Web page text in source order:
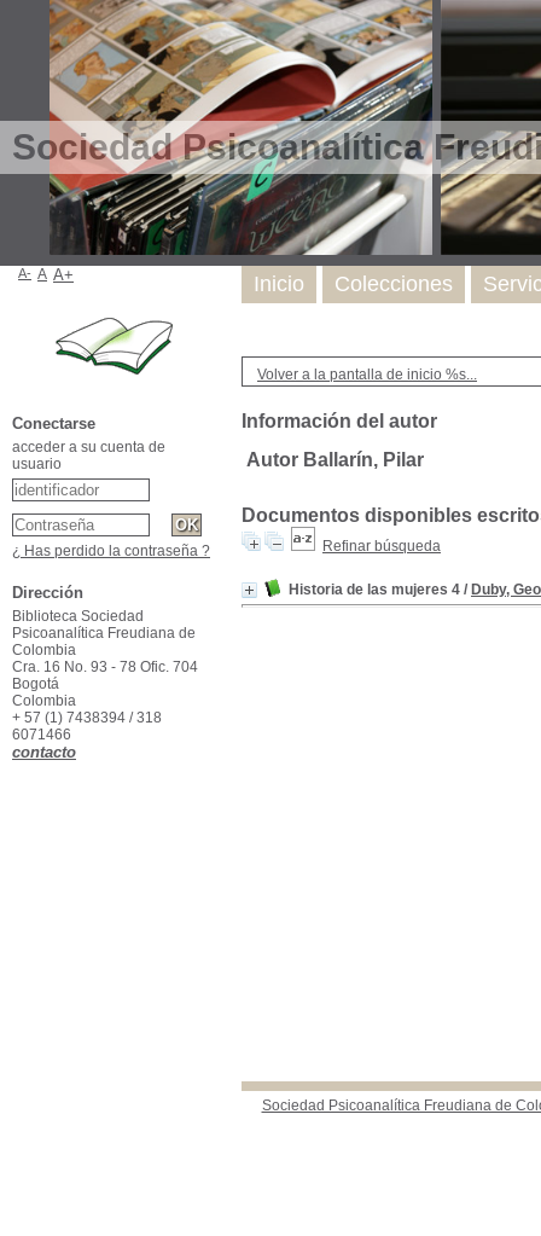
Sociedad Psicoanalítica
Volver a la pantalla de inicio %s...
Información del autor
Autor Ballarín, Pilar
Documentos disponibles
Refinar búsqueda
Historia de las mujeres 4 / Duby,
Sociedad Psicoanalítica Freudiana de
Inicio Colecciones
A- A A+
Conectarse
acceder a su cuenta de
usuario
¿ Has perdido la contraseña ?
Dirección
Biblioteca Sociedad
Psicoanalítica Freudiana de
Colombia
Cra. 16 No. 93 - 78 Ofic. 704
Bogotá
Colombia
+ 57 (1) 7438394 / 318
6071466
contacto